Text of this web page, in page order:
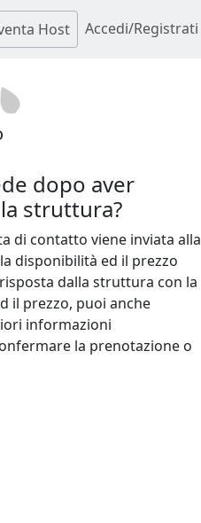
Host Accedi/Registrati
dopo aver
struttura?
di contatto viene inviata alla
disponibilità ed il prezzo
dalla struttura con la
il prezzo, puoi anche
informazioni
la prenotazione o